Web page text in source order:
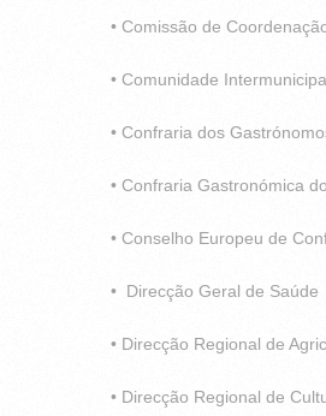
• Comissão de
• Comunidade
• Confraria dos
• Confraria Gastronómica
• Conselho Europeu de
• Direcção Geral de Saúde
• Direcção Regional de
• Direcção Regional de